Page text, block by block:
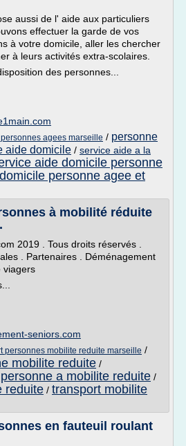
aussi de l' aide aux particuliers
effectuer la garde de vos
à votre domicile, aller les chercher
à leurs activités extra-scolaires.
des personnes...
agees marseille / personne
aide domicile / service aide a la
aide domicile personne
personne agee et
à mobilité réduite
2019 . Tous droits réservés .
. Partenaires . Déménagement
viagers
seniors.com
personnes mobilite reduite marseille /
mobilite reduite /
a mobilite reduite /
reduite / transport mobilite
en fauteuil roulant